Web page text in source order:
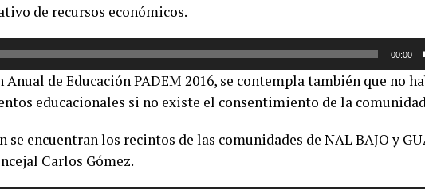
de recursos económicos.
00:00
de Educación PADEM 2016, se contempla también que no
educacionales si no existe el consentimiento de la
se encuentran los recintos de las comunidades de NAL BAJO y
Carlos Gómez.